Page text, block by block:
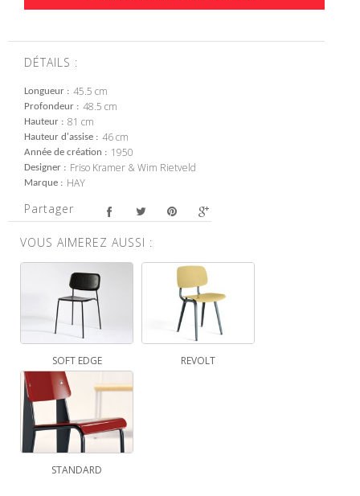
DÉTAILS :
Longueur 45.5 cm
Profondeur 48.5 cm
Hauteur 81 cm
Hauteur d'assise 46 cm
Année de création 1950
Designer Friso Kramer & Wim Rietveld
Marque HAY
Partager
VOUS AIMEREZ AUSSI :
SOFT EDGE REVOLT
STANDARD